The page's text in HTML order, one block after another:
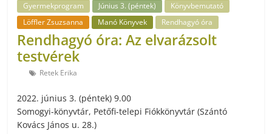
Gyermekprogram Június 3. (péntek)
Könyvbemutató
Löffler Zsuzsanna
Manó Könyvek Rendhagyó óra
Rendhagyó óra: Az elvarázsolt
testvérek
Retek Erika
2022. június 3. (péntek) 9.00
Somogyi-könyvtár, Petőfi-telepi Fiókkönyvtár (Szántó
Kovács János u. 28.)